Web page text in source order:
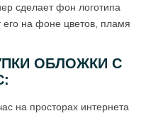
сделает фон логотипа
на фоне цветов, пламя
ОБЛОЖКИ С
на просторах интернета